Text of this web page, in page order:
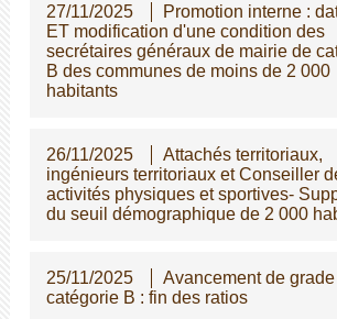
27/11/2025
Promotion interne :
ET modification d'une condition des
secrétaires généraux de mairie de
B des communes de moins de 2 000
habitants
26/11/2025
Attachés territoriaux,
ingénieurs territoriaux et Conseiller
activités physiques et sportives-
du seuil démographique de 2 000
25/11/2025
Avancement de grade
catégorie B : fin des ratios